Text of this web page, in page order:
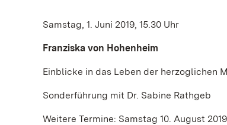
Samstag, 1. Juni 2019, 15.30 Uhr
Franziska von Hohenheim
Einblicke in das Leben der herzoglichen
Sonderführung mit Dr. Sabine Rathgeb
Weitere Termine: Samstag 10. August